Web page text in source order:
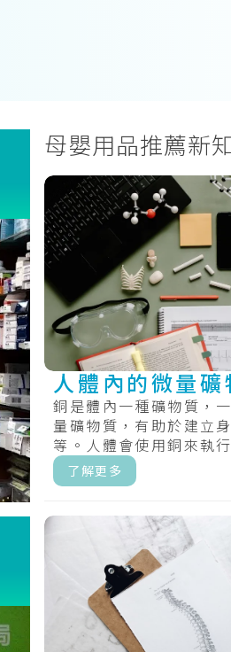
母嬰用品推薦新
人體內的微量礦
銅是體內一種礦物質，
量礦物質，有助於建立
等。人體會使用銅來執
能，包括製造能量、結締
管。銅還有助.....
了解更多